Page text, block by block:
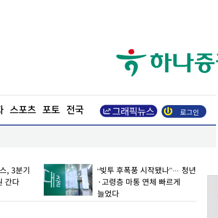
스포츠 포토 전국 로그인
, 3분기
간다
“빚투 후폭풍 시작됐나”… 청년
·고령층 마통 연체 빠르게
늘었다